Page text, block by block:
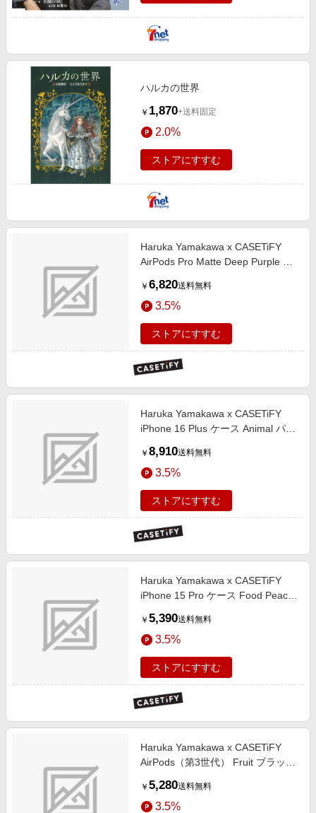
ハルカの世界
￥ 1,870+送料固定
2.0%
ストアにすすむ
Haruka Yamakawa x CASETiFY
AirPods Pro Matte Deep Purple バ
￥ 6,820送料無料
3.5%
ストアにすすむ
Haruka Yamakawa x CASETiFY
iPhone 16 Plus ケース Animal パー
応 Small Customer
￥ 8,910送料無料
3.5%
ストアにすすむ
Haruka Yamakawa x CASETiFY
iPhone 15 Pro ケース Food Peach
Cream
￥ 5,390送料無料
3.5%
ストアにすすむ
Haruka Yamakawa x CASETiFY
AirPods（第3世代） Fruit ブラック
￥ 5,280送料無料
3.5%